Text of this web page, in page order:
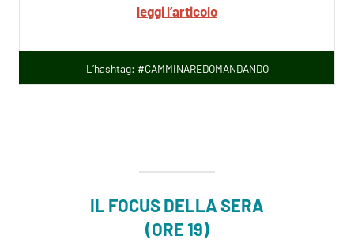
leggi l’articolo
L’hashtag: #CAMMINAREDOMANDANDO
IL FOCUS DELLA SERA
(ORE 19)